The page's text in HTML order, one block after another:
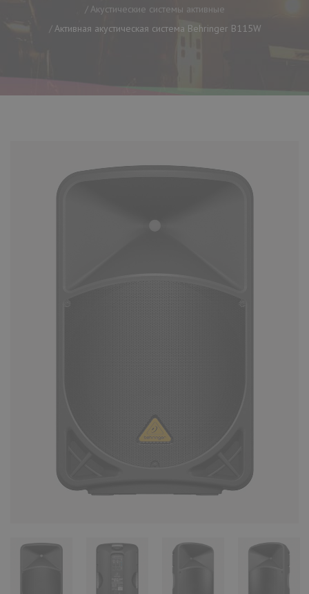
Акустические системы активные
Активная акустическая система Behringer B115W